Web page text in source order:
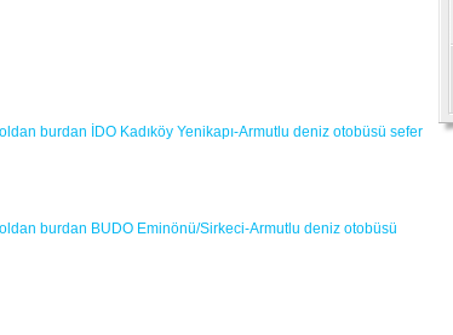
burdan İDO Kadıköy Yenikapı-Armutlu deniz otobüsü sefer
burdan BUDO Eminönü/Sirkeci-Armutlu deniz otobüsü